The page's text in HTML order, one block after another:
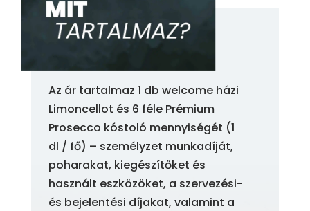
Az ár tartalmaz 1 db welcome házi
Limoncellot és 6 féle Prémium
Prosecco kóstoló mennyiségét (1
dl / fő) – személyzet munkadíját,
poharakat, kiegészítőket és
használt eszközöket, a szervezési-
és bejelentési díjakat, valamint a